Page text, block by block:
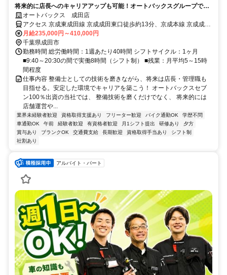
将来的に店長へのキャリアアップも可能！オートバックスグループで技
術もキャリアも磨ける環境です。
オートバックス 成田店
アクセス 京成東成田線 京成成田東口徒歩約13分、京成本線 京成成田
東口徒歩約13分、ＪＲ成田線 成田東口徒歩約16分
月給235,000円～410,000円
千葉県成田市
勤務時間 総労働時間：1週あたり40時間 シフトサイクル：1ヶ月
■9:40～20:30の間で実働8時間（シフト制） ■残業：月平均5～15時
間程度
仕事内容 整備士としての技術を磨きながら、将来は店長・管理職も
目指せる。安定した環境でキャリアを築こう！ オートバックスセブ
ン100％出資の当社では、 整備技術を磨くだけでなく、 将来的には
店舗運営や...
業界未経験者歓迎 資格取得支援あり フリーター歓迎 バイク通勤OK
学歴不問
車通勤OK
午前 経験者歓迎 有資格者歓迎 月1シフト提出 研修あり
夕方
賞与あり
ブランクOK 交通費支給 長期歓迎 資格取得手当あり
シフト制
社割あり
アルバイト・パート